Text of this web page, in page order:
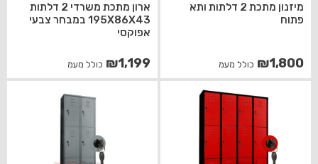
מיזנון מתכת 2 דלתות ותא
פתוח
₪1,800 כולל מעמ
ארון מתכת משרדי 2 דלתות
195X86X43 במבחר צבעי
אפוקסי
₪1,199 כולל מעמ